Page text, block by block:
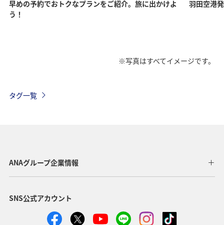
早めの予約でおトクなプランをご紹介。旅に出かけよ
う！
羽田空港
※写真はすべてイメージです。
タグ一覧
ANAグループ企業情報
SNS公式アカウント